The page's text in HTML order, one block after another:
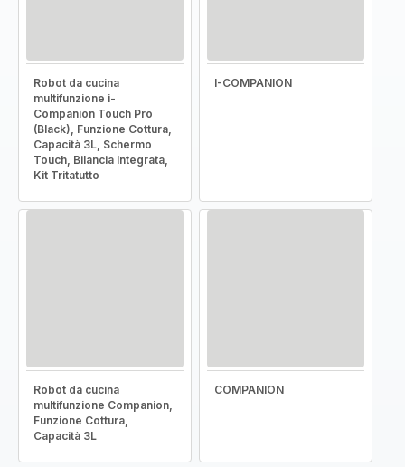
Robot da cucina
multifunzione i-
Companion Touch Pro
(Black), Funzione Cottura,
Capacità 3L, Schermo
Touch, Bilancia Integrata,
Kit Tritatutto
I-COMPANION
Robot da cucina
multifunzione Companion,
Funzione Cottura,
Capacità 3L
COMPANION